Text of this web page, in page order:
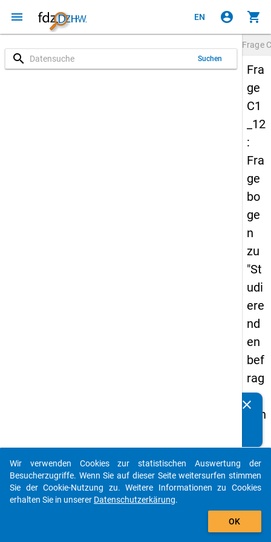
menu EN account_circle shopping_cart
search Suchen
Frage
Fra
ge
C1
_12
:
Fra
ge
bo
ge
n
zu
"St
udi
ere
nd
en
bef
rag
un
g in
uts
chl
an
clear
auto_stories
add_shopping_cart
Wir verwenden Cookies zur statistischen Auswertung der
Besucherzugriffe. Wenn Sie auf dieser Seite weitersurfen stimmen
Sie der Cookie-Nutzung zu. Weitere Informationen zu Cookies
erhalten Sie in unserer Datenschutzerkärung.
OK